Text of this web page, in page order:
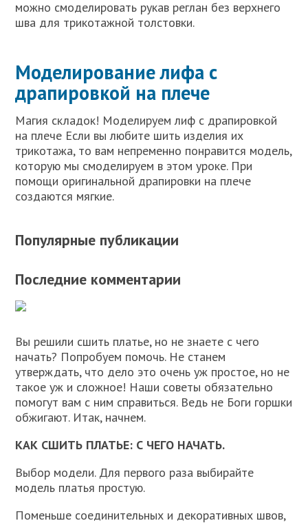
можно смоделировать рукав реглан без верхнего
шва для трикотажной толстовки.
Моделирование лифа с
драпировкой на плече
Магия складок! Моделируем лиф с драпировкой
на плече Если вы любите шить изделия их
трикотажа, то вам непременно понравится модель,
которую мы смоделируем в этом уроке. При
помощи оригинальной драпировки на плече
создаются мягкие.
Популярные публикации
Последние комментарии
Вы решили сшить платье, но не знаете с чего
начать? Попробуем помочь. Не станем
утверждать, что дело это очень уж простое, но не
такое уж и сложное! Наши советы обязательно
помогут вам с ним справиться. Ведь не Боги горшки
обжигают. Итак, начнем.
КАК СШИТЬ ПЛАТЬЕ: С ЧЕГО НАЧАТЬ.
Выбор модели. Для первого раза выбирайте
модель платья простую.
Поменьше соединительных и декоративных швов,